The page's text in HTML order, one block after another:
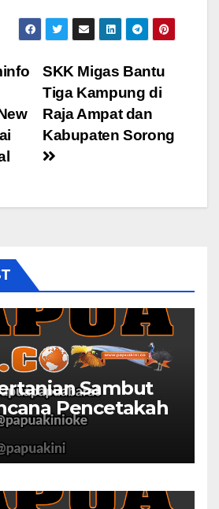
SKK Migas Bantu
Tiga Kampung di
Raja Ampat dan
Kabupaten Sorong
Sambut
Pencetakah
Ladang di Papua